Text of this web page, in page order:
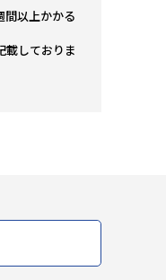
間以上かかる
載しておりま